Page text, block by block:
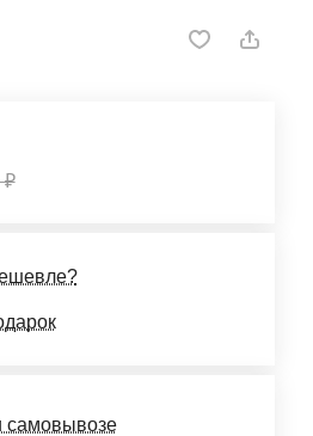
₽
самовывозе